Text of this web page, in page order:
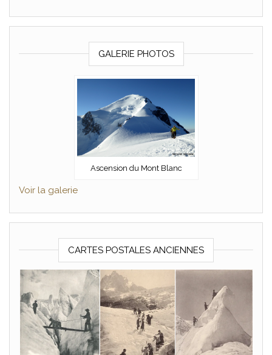
GALERIE PHOTOS
Ascension du Mont Blanc
Voir la galerie
CARTES POSTALES ANCIENNES